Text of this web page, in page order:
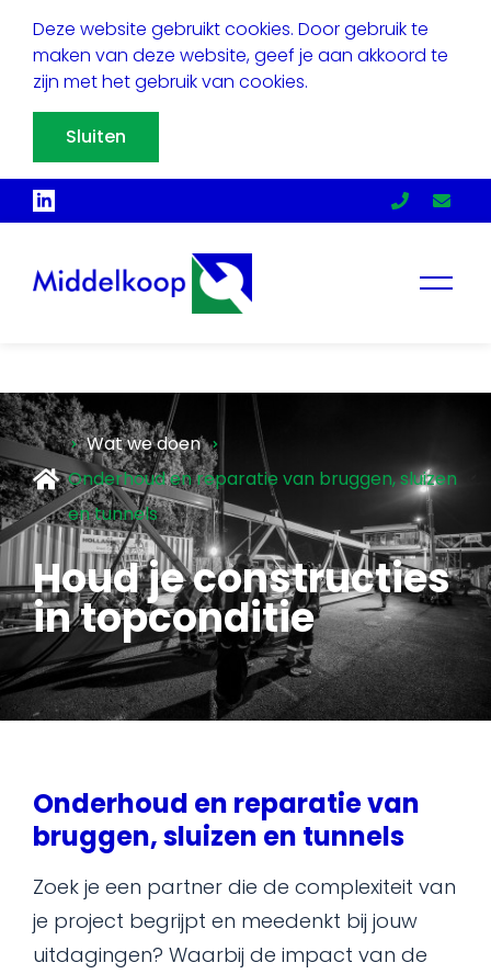
Deze website gebruikt cookies. Door gebruik te
maken van deze website, geef je aan akkoord te
zijn met het gebruik van cookies.
Sluiten
Wat we doen
Onderhoud en reparatie van bruggen, sluizen
en tunnels
Houd je constructies
in topconditie
Onderhoud en reparatie van
bruggen, sluizen en tunnels
Zoek je een partner die de complexiteit van
je project begrijpt en meedenkt bij jouw
uitdagingen? Waarbij de impact van de